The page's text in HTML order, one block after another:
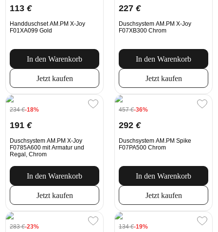
113 €
Handduschset AM.PM X-Joy
F01XA099 Gold
In den Warenkorb
Jetzt kaufen
227 €
Duschsystem AM.PM X-Joy
F07XB300 Chrom
In den Warenkorb
Jetzt kaufen
234€-18%
191 €
Duschsystem AM.PM X-Joy
F0785A600 mit Armatur und
Regal, Chrom
In den Warenkorb
Jetzt kaufen
457€-36%
292 €
Duschsystem AM.PM Spike
F07PA500 Chrom
In den Warenkorb
Jetzt kaufen
283€-23% 134€-19%